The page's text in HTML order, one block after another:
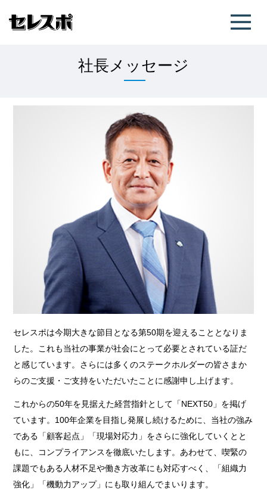
社長メッセージ
セレスポは今期大きな節目となる第50期を迎えることとなりま
した。これも当社の事業が社会にとって必要とされている証だ
と感じています。さらには多くのステークホルダーの皆さまか
らのご支援・ご支持をいただいたことに感謝申し上げます。
これからの50年を見据えた経営指針として「NEXT50」を掲げ
ています。100年企業を目指し発展し続けるために、当社の強み
である「顧客起点」「現場対応力」をさらに強化していくとと
もに、コンプライアンスを徹底いたします。あわせて、喫緊の
課題でもある人材不足や働き方改革にも対応すべく、「組織力
強化」「機動力アップ」にも取り組んでまいります。